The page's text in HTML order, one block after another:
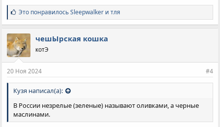
С
и
м
п
а
т
и
:
Это понравилосьSleepwalker итля
чешЫрская кошка
котЭ
20 Ноя 2024 #4
Кузя написал(а):
В России незрелые (зеленые) называют оливками, а черные
маслинами.